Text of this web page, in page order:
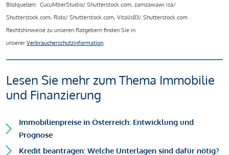
Bildquellen: CucuMberStudio/ Shutterstock.com, zamzawawi isa/
Shutterstock.com, Rido/ Shutterstock.com, Vitalis83/ Shutterstock.com
Rechtshinweise zu unseren Ratgebern finden Sie in
unserer Verbraucherschutzinformation.
Lesen Sie mehr zum Thema Immobilie
und Finanzierung
Immobilienpreise in Österreich: Entwicklung und
Prognose
Kredit beantragen: Welche Unterlagen sind dafür nötig?